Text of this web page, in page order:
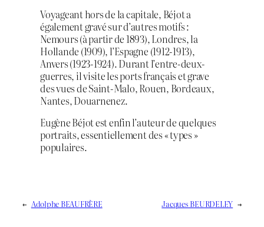
Voyageant hors de la capitale, Béjot a
également gravé sur d’autres motifs :
Nemours (à partir de 1893), Londres, la
Hollande (1909), l’Espagne (1912-1913),
Anvers (1923-1924). Durant l’entre-deux-
guerres, il visite les ports français et grave
des vues de Saint-Malo, Rouen, Bordeaux,
Nantes, Douarnenez.
Eugène Béjot est enfin l’auteur de quelques
portraits, essentiellement des « types »
populaires.
← Adolphe BEAUFRÈRE Jacques BEURDELEY →